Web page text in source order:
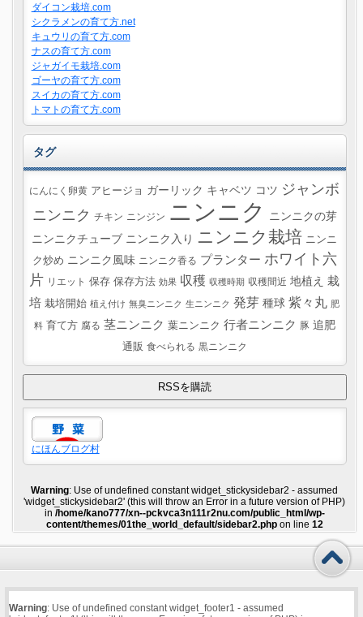
ダイコン栽培.com
シクラメンの育て方.net
キュウリの育て方.com
ナスの育て方.com
ジャガイモ栽培.com
ゴーヤの育て方.com
スイカの育て方.com
トマトの育て方.com
タグ
にんにく卵黄 アヒージョ ガーリック キャベツ コツ ジャンボ
ニンニク チキン ニンジン ニンニク
ニンニクの芽
ニンニクチューブ ニンニク入り ニンニク栽培 ニンニ
ク炒め ニンニク風味 ニンニク香る プランター ホワイト六
片 リエット 保存 保存方法 効果 収穫 収穫時期 収穫間近 地植え 栽
培 栽培開始 植え付け 無臭ニンニク 生ニンニク 発芽 種球 紫々丸 肥
料 育て方 腐る 茎ニンニク 葉ニンニク 行者ニンニク 豚 追肥
通販 食べられる 黒ニンニク
にほんブログ村
Warning: Use of undefined constant widget_stickysidebar2 - assumed
'widget_stickysidebar2' (this will throw an Error in a future version of PHP)
in /home/kano777/xn--pckvca3n111r2nu.com/public_html/wp-
content/themes/01the_world_default/sidebar2.phpon line 12
Warning: Use of undefined constant widget_footer1 - assumed